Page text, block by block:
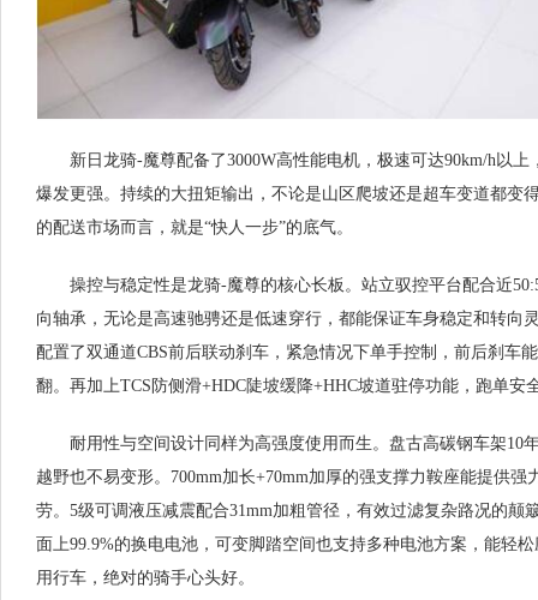
新日龙骑-魔尊配备了3000W高性能电机，极速可达90km/h以
爆发更强。持续的大扭矩输出，不论是山区爬坡还是超车变道都变
的配送市场而言，就是“快人一步”的底气。
操控与稳定性是龙骑-魔尊的核心长板。站立驭控平台配合近
向轴承，无论是高速驰骋还是低速穿行，都能保证车身稳定和转向
配置了双通道CBS前后联动刹车，紧急情况下单手控制，前后刹车
翻。再加上TCS防侧滑+HDC陡坡缓降+HHC坡道驻停功能，跑单安
耐用性与空间设计同样为高强度使用而生。盘古高碳钢车架10
越野也不易变形。700mm加长+70mm加厚的强支撑力鞍座能提供强
劳。5级可调液压减震配合31mm加粗管径，有效过滤复杂路况的颠
面上99.9%的换电电池，可变脚踏空间也支持多种电池方案，能轻
用行车，绝对的骑手心头好。